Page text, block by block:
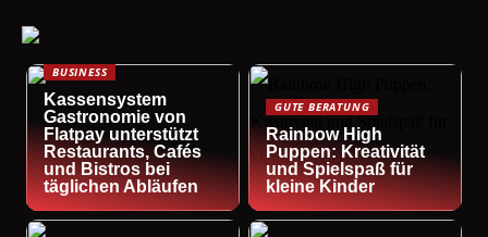
BUSINESS
Kassensystem
Gastronomie von
Flatpay unterstützt
Restaurants, Cafés
und Bistros bei
täglichen Abläufen
GUTE BERATUNG
Rainbow High
Puppen: Kreativität
und Spielspaß für
kleine Kinder